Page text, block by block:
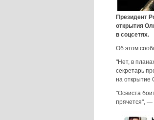
Президент
открытия
в соцсетях.
Об этом
"Нет, в
секретарь
на открытие
"Освиста
прячется", —